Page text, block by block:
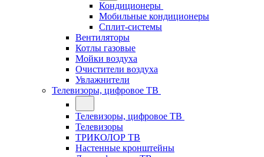
Кондиционеры
Мобильные кондиционеры
Сплит-системы
Вентиляторы
Котлы газовые
Мойки воздуха
Очистители воздуха
Увлажнители
Телевизоры, цифровое ТВ
Телевизоры, цифровое ТВ
Телевизоры
ТРИКОЛОР ТВ
Настенные кронштейны